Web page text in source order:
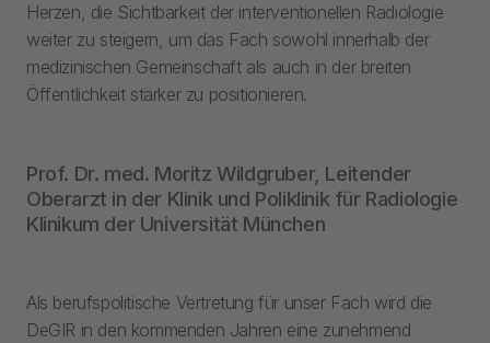
Herzen, die Sichtbarkeit der interventionellen Radiologie
weiter zu steigern, um das Fach sowohl innerhalb der
medizinischen Gemeinschaft als auch in der breiten
Öffentlichkeit stärker zu positionieren.
Prof. Dr. med. Moritz Wildgruber, Leitender
Oberarzt in der Klinik und Poliklinik für Radiologie
Klinikum der Universität München
Als berufspolitische Vertretung für unser Fach wird die
DeGIR in den kommenden Jahren eine zunehmend